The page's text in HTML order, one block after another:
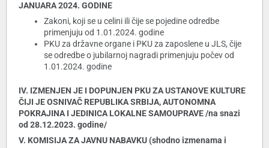
JANUARA 2024. GODINE
Zakoni, koji se u celini ili čije se pojedine odredbe
primenjuju od 1.01.2024. godine
PKU za državne organe i PKU za zaposlene u JLS, čije
se odredbe o jubilarnoj nagradi primenjuju počev od
1.01.2024. godine
IV. IZMENJEN JE I DOPUNJEN PKU ZA USTANOVE KULTURE
ČIJI JE OSNIVAČ REPUBLIKA SRBIJA, AUTONOMNA
POKRAJINA I JEDINICA LOKALNE SAMOUPRAVE /na snazi
od 28.12.2023. godine/
V. KOMISIJA ZA JAVNU NABAVKU (shodno izmenama i